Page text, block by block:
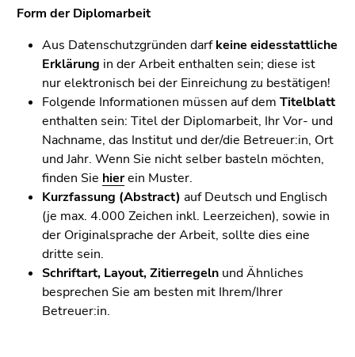
(Zugriffstaste
Form der Diplomarbeit
Aus Datenschutzgründen darfkeine eidesstattliche
Erklärung in der Arbeit enthalten sein; diese ist
nur elektronisch bei der Einreichung zu bestätigen!
Folgende Informationen müssen auf dem Titelblatt
enthalten sein: Titel der Diplomarbeit, Ihr Vor- und
Nachname, das Institut und der/die Betreuer:in, Ort
und Jahr. Wenn Sie nicht selber basteln möchten,
finden Sie hierein Muster.
Kurzfassung (Abstract) auf Deutsch und Englisch
(je max. 4.000 Zeichen inkl. Leerzeichen), sowie in
der Originalsprache der Arbeit, sollte dies eine
dritte sein.
Schriftart, Layout, Zitierregeln und Ähnliches
besprechen Sie am besten mit Ihrem/Ihrer
Betreuer:in.